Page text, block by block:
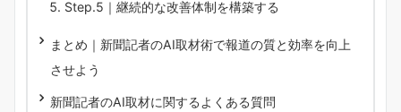
Step.5｜継続的な改善体制を構築する
まとめ｜新聞記者のAI取材術で報道の質と効率を向上
させよう
新聞記者のAI取材に関するよくある質問